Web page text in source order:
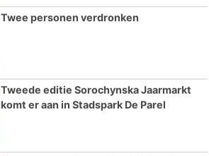
Twee personen verdronken
Tweede editie Sorochynska Jaarmarkt
komt er aan in Stadspark De Parel